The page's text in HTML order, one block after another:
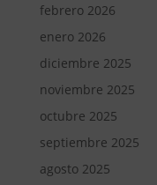
febrero 2026
enero 2026
diciembre 2025
noviembre 2025
octubre 2025
septiembre 2025
agosto 2025